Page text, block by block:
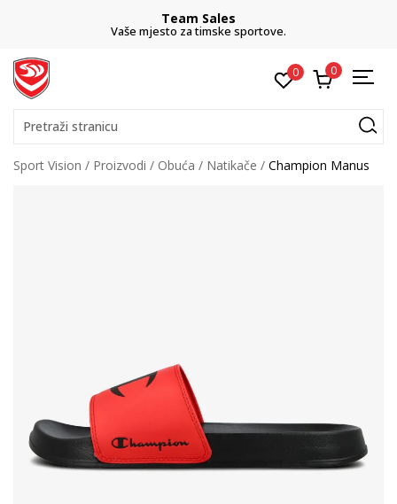
Team Sales
Vaše mjesto za timske sportove.
0 0
Pretraži stranicu
Sport Vision Proizvodi Obuća Natikače Champion Manus